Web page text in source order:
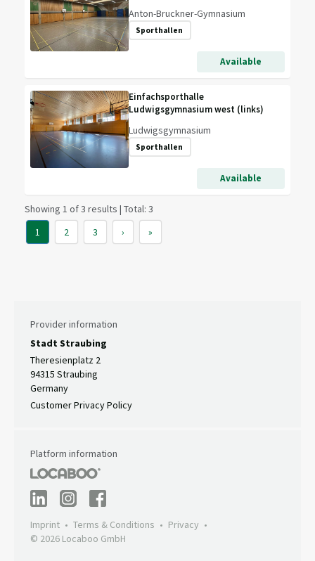
Anton-Bruckner-Gymnasium
Sporthallen
Available
Einfachsporthalle
Ludwigsgymnasium west (links)
Ludwigsgymnasium
Sporthallen
Available
Showing 1 of 3 results | Total: 3
1
2 3 › »
Provider information
Stadt Straubing
Theresienplatz 2
94315 Straubing
Germany
Customer Privacy Policy
Platform information
Imprint Terms & Conditions
Privacy
© 2026 Locaboo GmbH